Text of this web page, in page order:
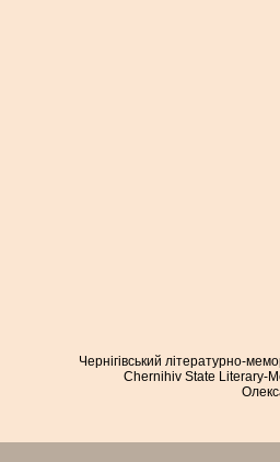
Чернігівський літературно-
Chernihiv State Literary-